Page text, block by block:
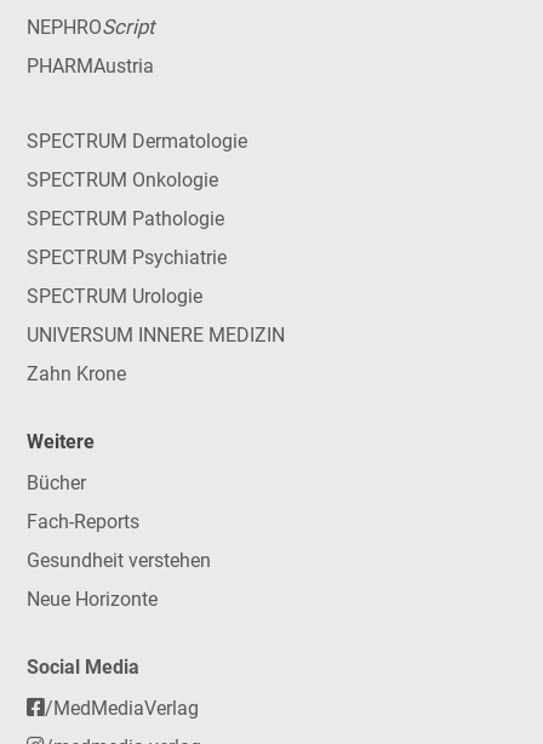
NEPHROScript
PHARMAustria
SPECTRUM Dermatologie
SPECTRUM Onkologie
SPECTRUM Pathologie
SPECTRUM Psychiatrie
SPECTRUM Urologie
UNIVERSUM INNERE MEDIZIN
Zahn Krone
Weitere
Bücher
Fach-Reports
Gesundheit verstehen
Neue Horizonte
Social Media
/MedMediaVerlag